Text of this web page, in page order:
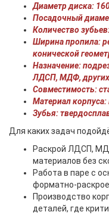
Диаметр диска:
Посадочный
Количество
Ширина пропила:
конической
Назначение:
ЛДСП, МДФ,
Совместимость:
Материал
Зубья:
Для каких задач
Раскрой ЛДСП,
материалов без
Работа в паре с
Производство
деталей, где